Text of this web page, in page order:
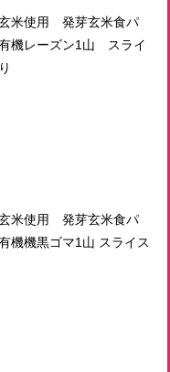
米使用 発芽玄米食パ
機レーズン1山 スライ
米使用 発芽玄米食パ
機機黒ゴマ1山 スライス